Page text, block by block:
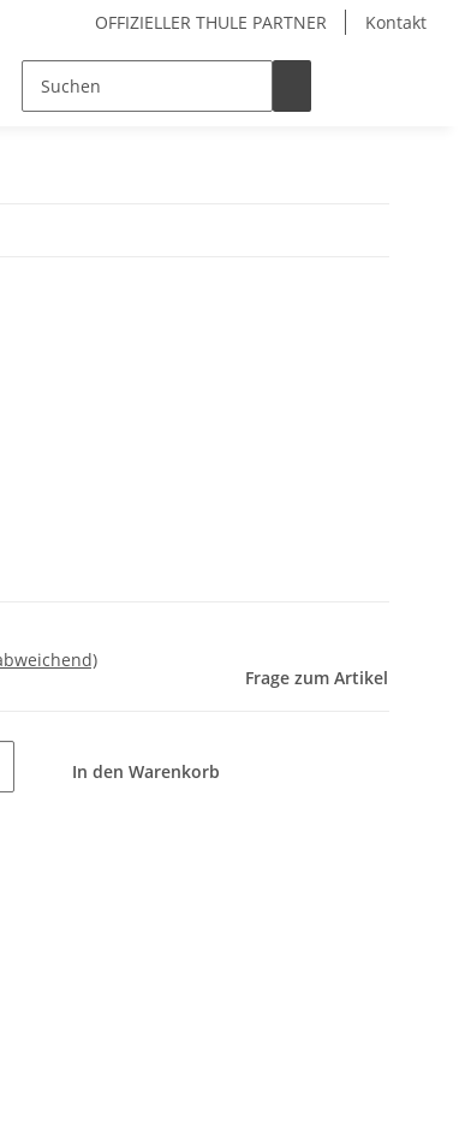
OFFIZIELLER THULE PARTNER Kontakt
Frage zum Artikel
In den Warenkorb